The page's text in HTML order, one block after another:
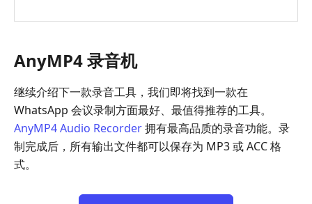
AnyMP4 录音机
继续介绍下一款录音工具，我们即将找到一款在
WhatsApp 会议录制方面最好、最值得推荐的工具。
AnyMP4 Audio Recorder拥有最高品质的录音功能。录
制完成后，所有输出文件都可以保存为 MP3 或 ACC 格
式。